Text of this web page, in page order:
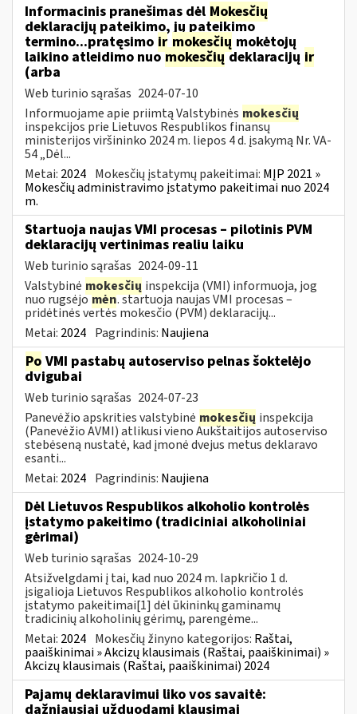
Informacinis pranešimas dėl Mokesčių
deklaracijų pateikimo, jų pateikimo
termino...pratęsimo ir mokesčių mokėtojų
laikino atleidimo nuomokesčiųdeklaracijų ir
(arba
Web turinio sąrašas 2024-07-10
Informuojame apie priimtą Valstybinės mokesčių
inspekcijos prie Lietuvos Respublikos finansų
ministerijos viršininko 2024 m. liepos 4 d. įsakymą Nr. VA-
54 „Dėl...
Metai: 2024 Mokesčių įstatymų pakeitimai: MĮP 2021 »
Mokesčių administravimo įstatymo pakeitimai nuo 2024
m.
Startuoja naujas VMI procesas – pilotinis PVM
deklaracijų vertinimas realiu laiku
Web turinio sąrašas 2024-09-11
Valstybinė mokesčių inspekcija (VMI) informuoja, jog
nuo rugsėjomėn. startuoja naujas VMI procesas –
pridėtinės vertės mokesčio (PVM) deklaracijų...
Metai: 2024 Pagrindinis: Naujiena
Po VMI pastabų autoserviso pelnas šoktelėjo
dvigubai
Web turinio sąrašas 2024-07-23
Panevėžio apskrities valstybinė mokesčių inspekcija
(Panevėžio AVMI) atlikusi vieno Aukštaitijos autoserviso
stebėseną nustatė, kad įmonė dvejus metus deklaravo
esanti...
Metai: 2024 Pagrindinis: Naujiena
Dėl Lietuvos Respublikos alkoholio kontrolės
įstatymo pakeitimo (tradiciniai alkoholiniai
gėrimai)
Web turinio sąrašas 2024-10-29
Atsižvelgdami į tai, kad nuo 2024 m. lapkričio 1 d.
įsigalioja Lietuvos Respublikos alkoholio kontrolės
įstatymo pakeitimai[1] dėl ūkininkų gaminamų
tradicinių alkoholinių gėrimų, parengėme...
Metai: 2024 Mokesčių žinyno kategorijos: Raštai,
paaiškinimai » Akcizų klausimais (Raštai, paaiškinimai) »
Akcizų klausimais (Raštai, paaiškinimai) 2024
Pajamų deklaravimui liko vos savaitė:
dažniausiai užduodami klausimai